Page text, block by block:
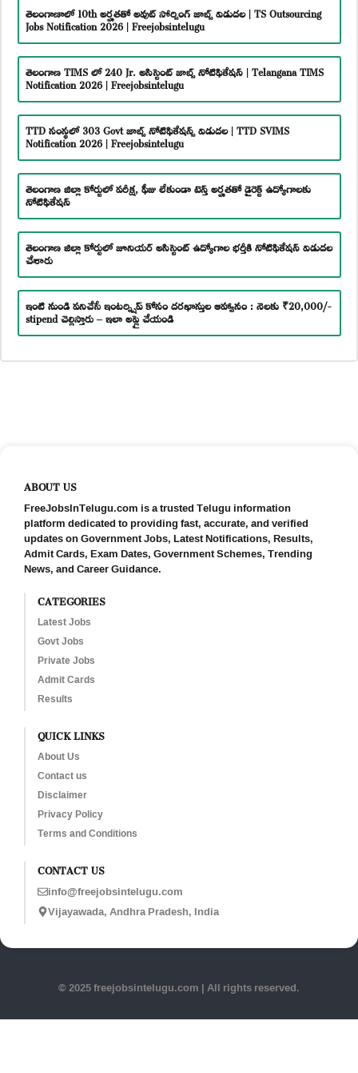
తెలంగాణాలో 10th అర్హతతో అవుట్ సోర్సింగ్ జాబ్స్ విడుదల | TS Outsourcing
Jobs Notification 2026 | Freejobsintelugu
తెలంగాణ TIMS లో 240 Jr. అసిస్టెంట్ జాబ్స్ నోటిఫికేషన్ | Telangana TIMS
Notification 2026 | Freejobsintelugu
TTD సంస్థలో 303 Govt జాబ్స్ నోటిఫికేషన్స్ విడుదల | TTD SVIMS
Notification 2026 | Freejobsintelugu
తెలంగాణ జిల్లా కోర్టులో పరీక్ష, ఫీజు లేకుండా టెన్త్ అర్హతతో డైరెక్ట్ ఉద్యోగాలకు
నోటిఫికేషన్
తెలంగాణ జిల్లా కోర్టులో జూనియర్ అసిస్టెంట్ ఉద్యోగాల భర్తీకి నోటిఫికేషన్ విడుదల
చేశారు
ఇంటి నుండి పనిచేసే ఇంటర్న్షిప్ కోసం దరఖాస్తుల ఆహ్వానం : నెలకు ₹20,000/-
stipend చెల్లిస్తారు – ఇలా అప్లై చేయండి
ABOUT US
FreeJobsInTelugu.com is a trusted Telugu information
platform dedicated to providing fast, accurate, and verified
updates on Government Jobs, Latest Notifications, Results,
Admit Cards, Exam Dates, Government Schemes, Trending
News, and Career Guidance.
CATEGORIES
Latest Jobs
Govt Jobs
Private Jobs
Admit Cards
Results
QUICK LINKS
About Us
Contact us
Disclaimer
Privacy Policy
Terms and Conditions
CONTACT US
info@freejobsintelugu.com
Vijayawada, Andhra Pradesh, India
© 2025 freejobsintelugu.com | All rights reserved.